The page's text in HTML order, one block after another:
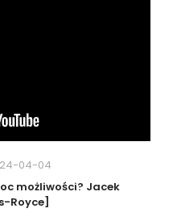
04-04
możliwości? Jacek
Royce]